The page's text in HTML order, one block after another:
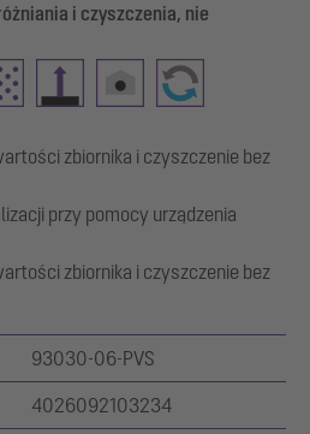
i czyszczenia, nie
zbiornika i czyszczenie bez
przy pomocy urządzenia
zbiornika i czyszczenie bez
93030-06-PVS
4026092103234